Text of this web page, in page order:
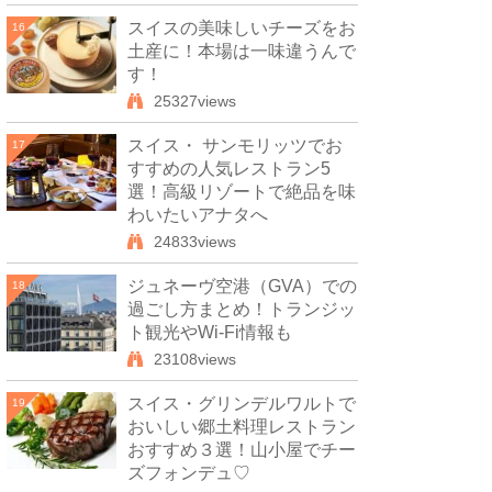
16
スイスの美味しいチーズをお
土産に！本場は一味違うんで
す！
25327views
17
スイス・ サンモリッツでお
すすめの人気レストラン5
選！高級リゾートで絶品を味
わいたいアナタへ
24833views
18
ジュネーヴ空港（GVA）での
過ごし方まとめ！トランジッ
ト観光やWi-Fi情報も
23108views
19
スイス・グリンデルワルトで
おいしい郷土料理レストラン
おすすめ３選！山小屋でチー
ズフォンデュ♡